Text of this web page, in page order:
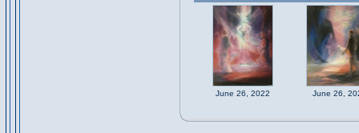
June 26, 2022 June 26,